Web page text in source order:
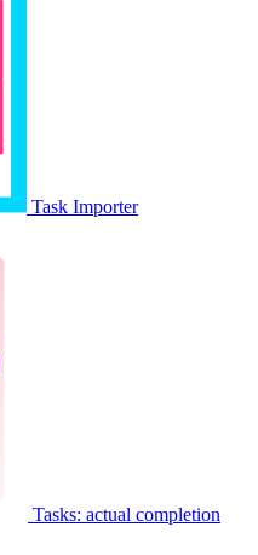
Task Importer
Tasks: actual completion